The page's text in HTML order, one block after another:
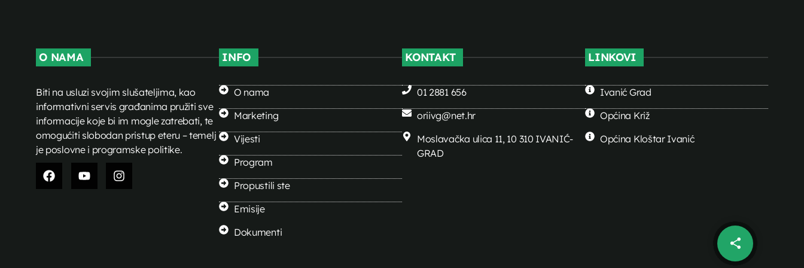
share
email
O NAMA
Biti na usluzi svojim slušateljima, kao
informativni servis građanima pružiti sve
informacije koje bi im mogle zatrebati, te
omogućiti slobodan pristup eteru – temelj
je poslovne i programske politike.
INFO
O nama
Marketing
Vijesti
Program
Propustili ste
Emisije
Dokumenti
KONTAKT
01 2881 656
oriivg@net.hr
Moslavačka ulica 11, 10 310 IVANIĆ-
GRAD
LINKOVI
Ivanić Grad
Općina Križ
Općina Kloštar Ivanić